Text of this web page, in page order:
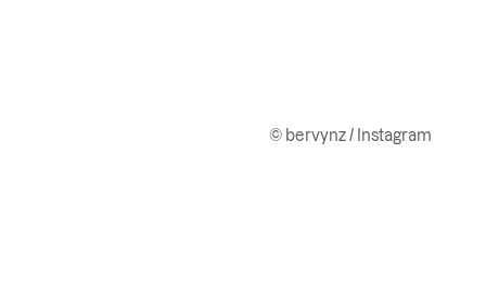
© bervynz / Instagram